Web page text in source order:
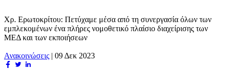
Χρ. Ερωτοκρίτου: Πετύχαμε μέσα από τη συνεργασία όλων των
εμπλεκομένων ένα πλήρες νομοθετικό πλαίσιο διαχείρισης των
ΜΕΔ και των εκποιήσεων
Ανακοινώσεις | 09 Δεκ 2023